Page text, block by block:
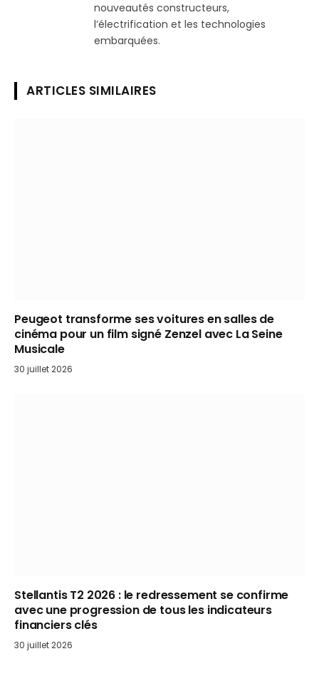
nouveautés constructeurs,
l’électrification et les technologies
embarquées.
ARTICLES SIMILAIRES
Peugeot transforme ses voitures en salles de
cinéma pour un film signé Zenzel avec La Seine
Musicale
30 juillet 2026
Stellantis T2 2026 : le redressement se confirme
avec une progression de tous les indicateurs
financiers clés
30 juillet 2026